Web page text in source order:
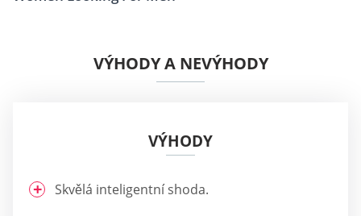
VÝHODY A NEVÝHODY
VÝHODY
Skvělá inteligentní shoda.